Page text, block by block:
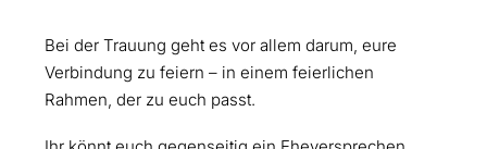
Bei der Trauung geht es vor allem darum, eure
Verbindung zu feiern – in einem feierlichen
Rahmen, der zu euch passt.